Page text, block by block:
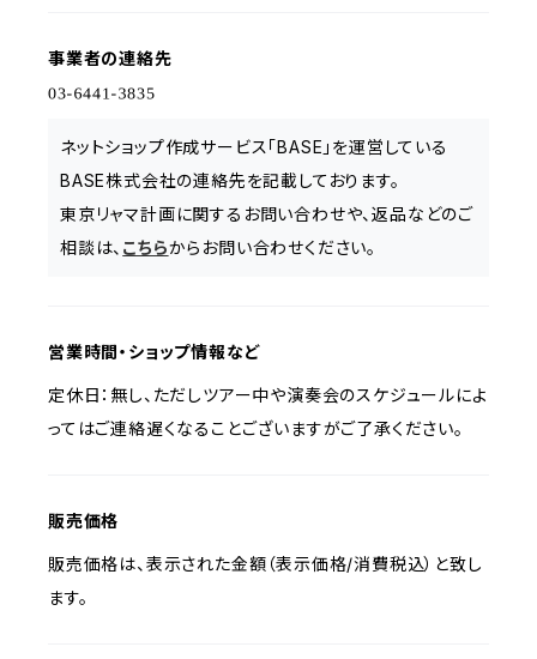
事業者の連絡先
ネットショップ作成サービス「BASE」を運営している
BASE株式会社の連絡先を記載しております。
東京リャマ計画に関するお問い合わせや、返品などのご
相談は、 こちらからお問い合わせください。
営業時間・ショップ情報など
定休日：無し、ただしツアー中や演奏会のスケジュールによ
ってはご連絡遅くなることございますがご了承ください。
販売価格
販売価格は、表示された金額（表示価格/消費税込）と致し
ます。